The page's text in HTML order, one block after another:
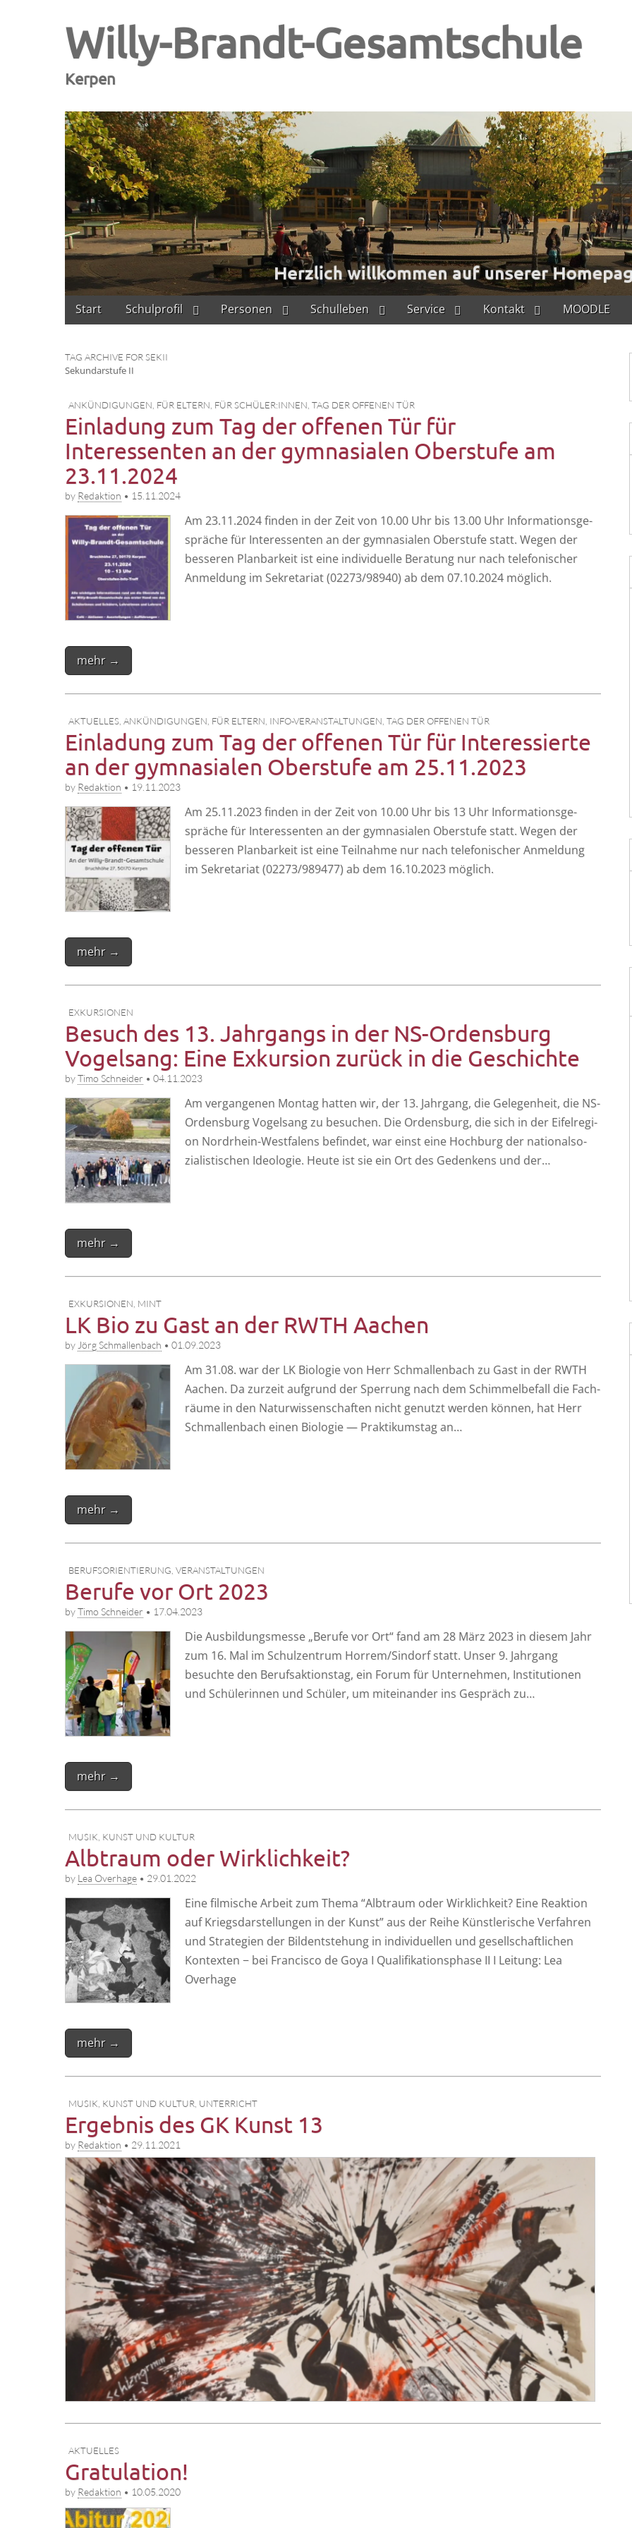
Willy-Brandt-Gesamtschule
Kerpen
Main
menu
Skip
to
Start Schulprofil Personen Schulleben Service Kontakt MOODLE
TAG ARCHIVE FOR SEKII
Sekun­dar­stu­fe II
ANKÜNDIGUNGEN FÜR ELTERN FÜR SCHÜLER:INNEN TAG DER OFFENEN TÜR
Einladung zum Tag der offenen Tür für
Interessenten an der gymnasialen Oberstufe am
23.11.2024
by Redaktion • 15.11.2024
Am 23.11.2024 fin­den in der Zeit von 10.00 Uhr bis 13.00 Uhr Infor­ma­ti­ons­ge­
sprä­che für Inter­es­sen­ten an der gym­na­sia­len Ober­stu­fe statt. Wegen der
bes­se­ren Plan­bar­keit ist eine indi­vi­du­el­le Bera­tung nur nach tele­fo­ni­scher
Anmel­dung im Sekre­ta­ri­at (02273/98940) ab dem 07.10.2024 möglich.
mehr →
AKTUELLES ANKÜNDIGUNGEN FÜR ELTERN INFO-VERANSTALTUNGEN TAG DER OFFENEN TÜR
Einladung zum Tag der offenen Tür für Interessierte
an der gymnasialen Oberstufe am 25.11.2023
by Redaktion • 19.11.2023
Am 25.11.2023 fin­den in der Zeit von 10.00 Uhr bis 13 Uhr Infor­ma­ti­ons­ge­
sprä­che für Inter­es­sen­ten an der gym­na­sia­len Ober­stu­fe statt. Wegen der
bes­se­ren Plan­bar­keit ist eine Teil­nah­me nur nach tele­fo­ni­scher Anmel­dung
im Sekre­ta­ri­at (02273/989477) ab dem 16.10.2023 möglich.
mehr →
EXKURSIONEN
Besuch des 13. Jahrgangs in der NS-Ordensburg
Vogelsang: Eine Exkursion zurück in die Geschichte
byTimo Schneider • 04.11.2023
Am ver­gan­ge­nen Mon­tag hat­ten wir, der 13. Jahr­gang, die Gele­gen­heit, die NS-
Ordens­­burg Vogel­sang zu besu­chen. Die Ordens­burg, die sich in der Eifel­re­gi­
on Nor­d­rhein-Wes­t­­fa­­lens befin­det, war einst eine Hoch­burg der natio­nal­so­
zia­lis­ti­schen Ideo­lo­gie. Heu­te ist sie ein Ort des Geden­kens und der…
mehr →
EXKURSIONEN MINT
LK Bio zu Gast an der RWTH Aachen
by Jörg Schmallenbach • 01.09.2023
Am 31.08. war der LK Bio­lo­gie von Herr Schmal­len­bach zu Gast in der RWTH
Aachen. Da zur­zeit auf­grund der Sper­rung nach dem Schim­mel­be­fall die Fach­
räu­me in den Natur­wis­sen­schaf­ten nicht genutzt wer­den kön­nen, hat Herr
Schmal­len­bach einen Bio­lo­gie — Prak­ti­kums­tag an…
mehr →
BERUFSORIENTIERUNG VERANSTALTUNGEN
Berufe vor Ort 2023
byTimo Schneider • 17.04.2023
Die Aus­bil­dungs­mes­se „Beru­fe vor Ort“ fand am 28 März 2023 in die­sem Jahr
zum 16. Mal im Schul­zen­trum Horrem/Sindorf statt. Unser 9. Jahr­gang
besuch­te den Berufs­ak­ti­ons­tag, ein Forum für Unter­neh­men, Insti­tu­tio­nen
und Schü­le­rin­nen und Schü­ler, um mit­ein­an­der ins Gespräch zu…
mehr →
MUSIK, KUNST UND KULTUR
Albtraum oder Wirklichkeit?
by Lea Overhage • 29.01.2022
Eine fil­mi­sche Arbeit zum The­ma “Alb­traum oder Wirk­lich­keit? Eine Reak­ti­on
auf Kriegs­dar­stel­lun­gen in der Kunst” aus der Rei­he Künst­le­ri­sche Ver­fah­ren
und Stra­te­gien der Bild­ent­ste­hung in indi­vi­du­el­len und gesell­schaft­li­chen
Kon­tex­ten − bei Fran­cis­co de Goya I Qua­li­fi­ka­ti­ons­pha­se II I Lei­tung: Lea
Overhage
mehr →
MUSIK, KUNST UND KULTUR UNTERRICHT
Ergebnis des GK Kunst 13
by Redaktion • 29.11.2021
AKTUELLES
Gratulation!
by Redaktion • 10.05.2020